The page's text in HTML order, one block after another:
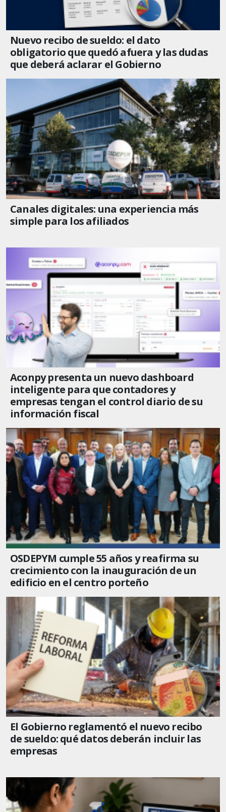
Nuevo recibo de sueldo: el dato
obligatorio que quedó afuera y las dudas
que deberá aclarar el Gobierno
Canales digitales: una experiencia más
simple para los afiliados
Aconpy presenta un nuevo dashboard
inteligente para que contadores y
empresas tengan el control diario de su
información fiscal
OSDEPYM cumple 55 años y reafirma su
crecimiento con la inauguración de un
edificio en el centro porteño
El Gobierno reglamentó el nuevo recibo
de sueldo: qué datos deberán incluir las
empresas